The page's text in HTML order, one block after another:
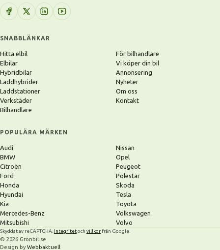
SNABBLÄNKAR
Hitta elbil
Elbilar
Hybridbilar
Laddhybrider
Laddstationer
Verkstäder
Bilhandlare
För bilhandlare
Vi köper din bil
Annonsering
Nyheter
Om oss
Kontakt
POPULÄRA MÄRKEN
Audi
BMW
Citroën
Ford
Honda
Hyundai
Kia
Mercedes-Benz
Mitsubishi
Nissan
Opel
Peugeot
Polestar
Skoda
Tesla
Toyota
Volkswagen
Volvo
Skyddat av reCAPTCHA. Integritetoch villkor från Google.
© 2026 Grönbil.se
Design by Webbaktuell